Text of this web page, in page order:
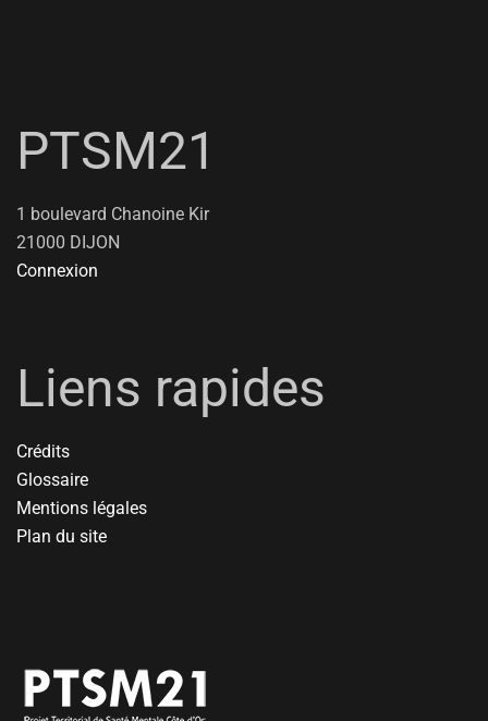
PTSM21
1 boulevard Chanoine Kir
21000 DIJON
Connexion
Liens rapides
Crédits
Glossaire
Mentions légales
Plan du site